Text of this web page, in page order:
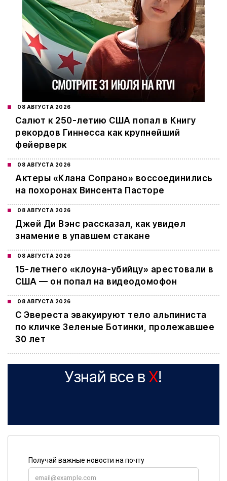
08 АВГУСТА 2026
Салют к 250-летию США попал в Книгу
рекордов Гиннесса как крупнейший
фейерверк
08 АВГУСТА 2026
Актеры «Клана Сопрано» воссоединились
на похоронах Винсента Пасторе
08 АВГУСТА 2026
Джей Ди Вэнс рассказал, как увидел
знамение в упавшем стакане
08 АВГУСТА 2026
15-летнего «клоуна-убийцу» арестовали в
США — он попал на видеодомофон
08 АВГУСТА 2026
С Эвереста эвакуируют тело альпиниста
по кличке Зеленые Ботинки, пролежавшее
30 лет
Узнай все в X!